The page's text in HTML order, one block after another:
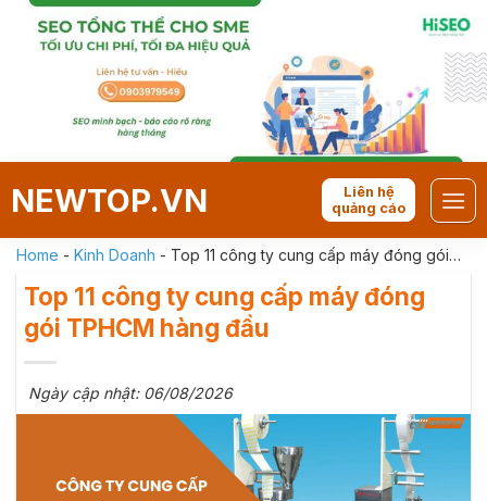
Skip
NEWTOP.VN
Liên hệ
quảng cáo
Home - Kinh Doanh - Top 11 công ty cung cấp máy đóng gói
Top 11 công ty cung cấp máy đóng
gói TPHCM hàng đầu
Ngày cập nhật: 06/08/2026